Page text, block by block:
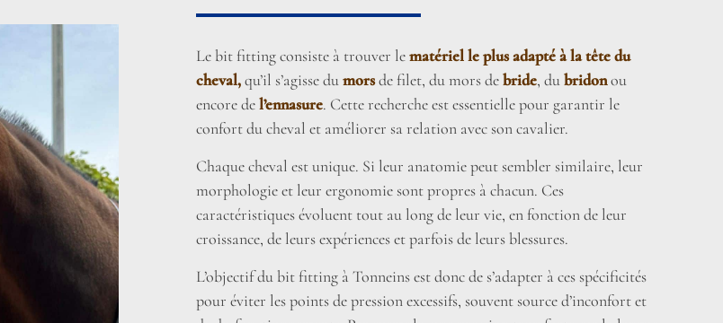
Le bit fitting consiste à trouver lematériel le plus adapté à la tête du
cheval,qu’il s’agisse dumorsde filet, du mors debride, dubridonou
encore del’ennasure. Cette recherche est essentielle pour garantir le
confort du cheval et améliorer sa relation avec son cavalier.
Chaque cheval est unique. Si leur anatomie peut sembler similaire, leur
morphologie et leur ergonomie sont propres à chacun. Ces
caractéristiques évoluent tout au long de leur vie, en fonction de leur
croissance, de leurs expériences et parfois de leurs blessures.
L’objectif du bit fitting à Tonneins est donc de s’adapter à ces spécificités
pour éviter les points de pression excessifs, souvent source d’inconfort et